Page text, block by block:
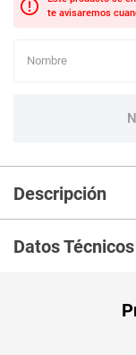
Descripción
proteínas, duro, graso
para preparar
Datos Técnicos